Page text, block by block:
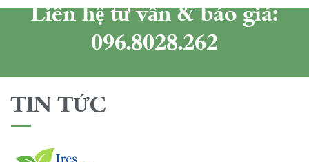
Liên hệ tư vấn & báo giá:
096.8028.262
TIN TỨC